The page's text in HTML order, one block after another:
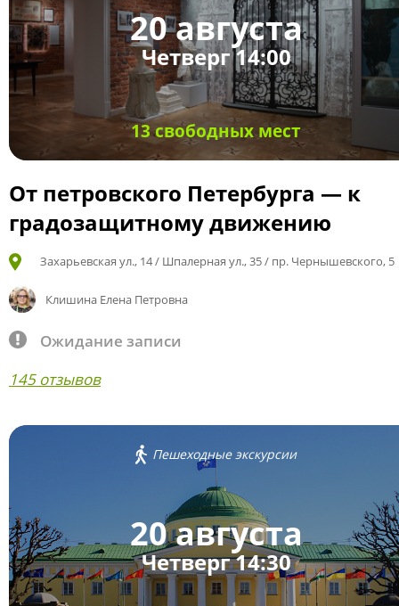
20 августа
Четверг 14:00
13 свободных мест
От петровского Петербурга — к
градозащитному движению
Захарьевская ул., 14 / Шпалерная ул., 35 / пр. Чернышевского, 5
Клишина Елена Петровна
Ожидание записи
145 отзывов
Пешеходные экскурсии
20 августа
Четверг 14:30